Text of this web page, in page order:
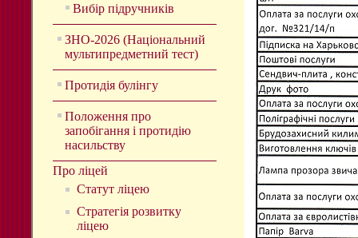
Вибір підручників
ЗНО-2026 (Національний
мультипредметний тест)
Протидія булінгу
Положення про
запобігання і протидію
насильству
Про ліцей
Статут ліцею
Стратегія розвитку
ліцею